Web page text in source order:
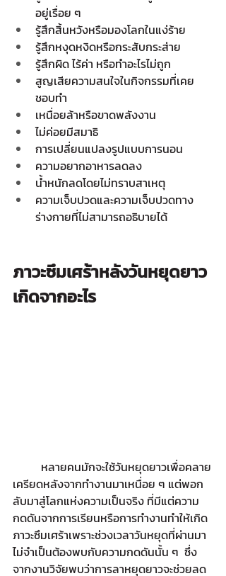
อยู่เรื่อย ๆ
รู้สึกสิ้นหวังหรือมองโลกในแง่ร้าย
รู้สึกหงุดหงิดหรือกระสับกระส่าย
รู้สึกผิด ไร้ค่า หรือทำอะไรไม่ถูก
สูญเสียความสนใจในกิจกรรมที่เคย
ชอบทำ
เหนื่อยล้าหรือขาดพลังงาน
ไม่ค่อยมีสมาธิ
การเปลี่ยนแปลงรูปแบบการนอน
ความอยากอาหารลดลง
น้ำหนักลดโดยไม่ทราบสาเหตุ
ความเจ็บปวดและความเจ็บปวดทาง
ร่างกายที่ไม่สามารถอธิบายได้
ภาวะซึมเศร้าหลังวันหยุดยาว
เกิดจากอะไร
หลายคนมักจะใช้วันหยุดยาวเพื่อคลาย
เครียดหลังจากทำงานมาเหนื่อย ๆ แต่พอก
ลับมาสู่โลกแห่งความเป็นจริง ที่มีแต่ความ
กดดันจากการเรียนหรือการทำงานทำให้เกิด
ภาวะซึมเศร้าเพราะช่วงเวลาวันหยุดที่ผ่านมา
ไม่จำเป็นต้องพบกับความกดดันนั้น ๆ  ซึ่ง
จากงานวิจัยพบว่าการลาหยุดยาวจะช่วยลด